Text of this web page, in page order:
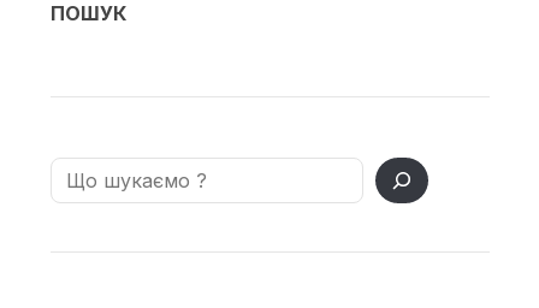
ПОШУК
Search